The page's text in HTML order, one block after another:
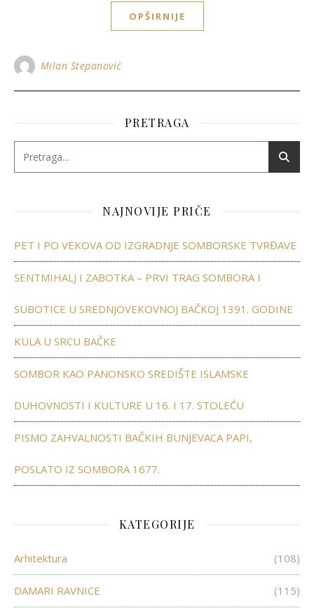
OPŠIRNIJE
Milan Stepanović
PRETRAGA
NAJNOVIJE PRIČE
PET I PO VEKOVA OD IZGRADNJE SOMBORSKE TVRĐAVE
SENTMIHALJ I ZABOTKA – PRVI TRAG SOMBORA I
SUBOTICE U SREDNJOVEKOVNOJ BAČKOJ 1391. GODINE
KULA U SRCU BAČKE
SOMBOR KAO PANONSKO SREDIŠTE ISLAMSKE
DUHOVNOSTI I KULTURE U 16. I 17. STOLEĆU
PISMO ZAHVALNOSTI BAČKIH BUNJEVACA PAPI,
POSLATO IZ SOMBORA 1677.
KATEGORIJE
Arhitektura (108)
DAMARI RAVNICE (115)